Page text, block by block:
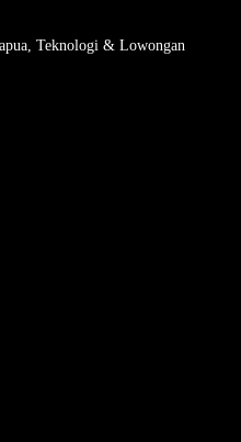
Teknologi & Lowongan